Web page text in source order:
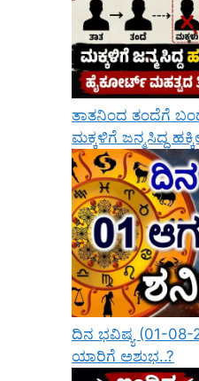
ತಾತನಿಂದ ತಂದೆಗೆ
ಮಕ್ಕಳಿಗೆ ಜನ್ಮಸಿದ್ಧ
ದಿನ ಭವಿಷ್ಯ (01-08-
ಯಾರಿಗೆ ಅಶುಭ..?